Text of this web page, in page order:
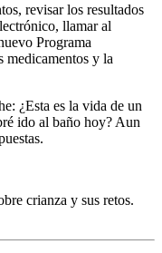
revisar los resultados
llamar al
Programa
y la
¿Esta es la vida de un
ido al baño hoy? Aun
crianza y sus retos.